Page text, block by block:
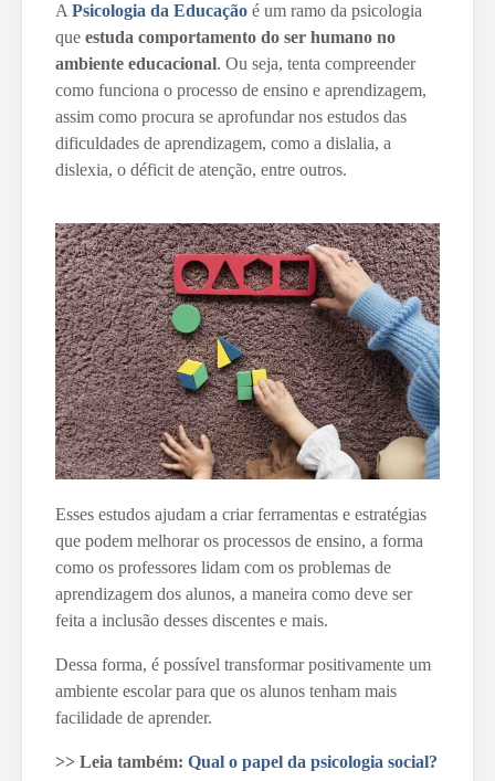
A Psicologia da Educação é um ramo da psicologia
que estuda comportamento do ser humano no
ambiente educacional. Ou seja, tenta compreender
como funciona o processo de ensino e aprendizagem,
assim como procura se aprofundar nos estudos das
dificuldades de aprendizagem, como a dislalia, a
dislexia, o déficit de atenção, entre outros.
Esses estudos ajudam a criar ferramentas e estratégias
que podem melhorar os processos de ensino, a forma
como os professores lidam com os problemas de
aprendizagem dos alunos, a maneira como deve ser
feita a inclusão desses discentes e mais.
Dessa forma, é possível transformar positivamente um
ambiente escolar para que os alunos tenham mais
facilidade de aprender.
>> Leia também: Qual o papel da psicologia social?